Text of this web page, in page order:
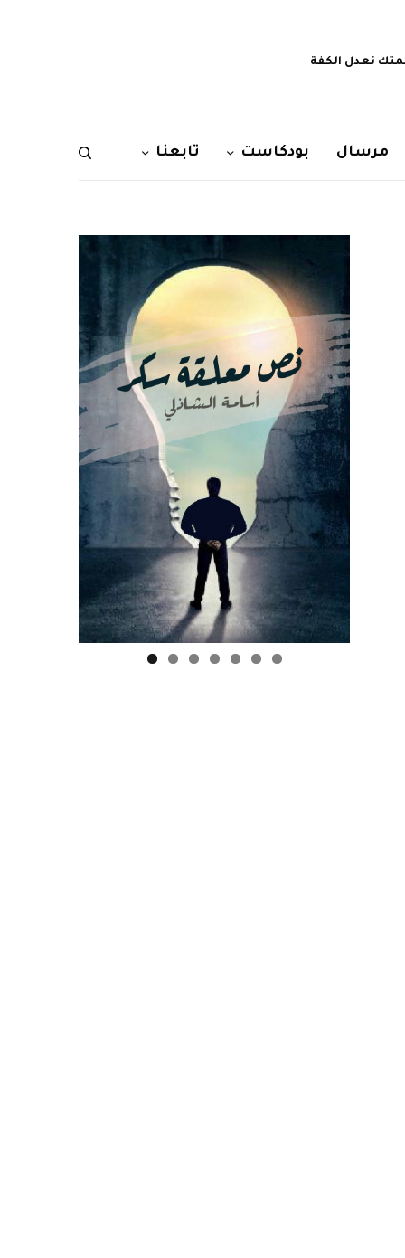
نعدل الكفة
مرسال بودكاست تابعنا